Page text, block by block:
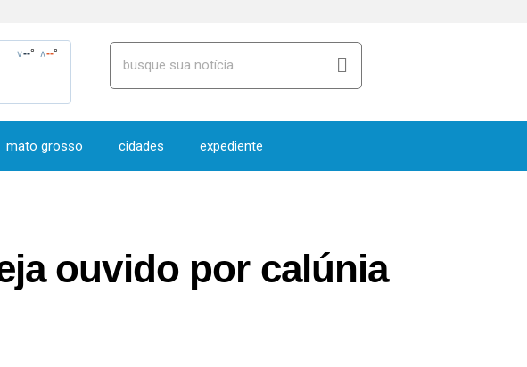
∨--° ∧--°
mato grosso cidades expediente
ouvido por calúnia